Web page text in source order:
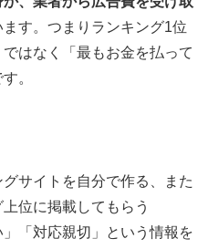
す。つまりランキング1位
はなく「最もお金を払って
。
サイトを自分で作る、また
上位に掲載してもらう
「対応親切」という情報を